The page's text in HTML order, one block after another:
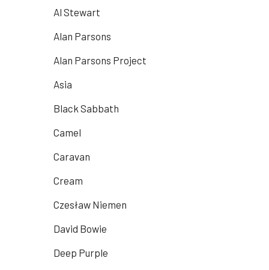
Al Stewart
Alan Parsons
Alan Parsons Project
Asia
Black Sabbath
Camel
Caravan
Cream
Czesław Niemen
David Bowie
Deep Purple